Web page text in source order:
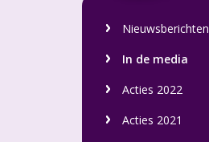
Nieuwsberichten
In de media
Acties 2022
Acties 2021